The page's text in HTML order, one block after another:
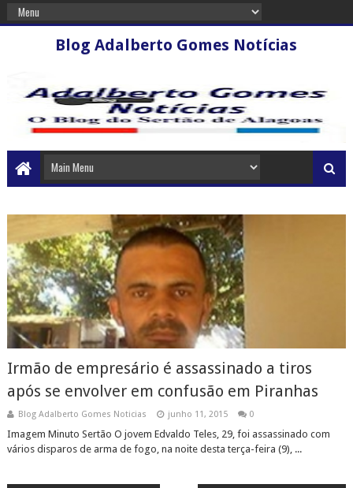
Blog Adalberto Gomes Notícias
Irmão de empresário é assassinado a tiros
após se envolver em confusão em Piranhas
Blog Adalberto Gomes Noticias junho 11, 2015 0
Imagem Minuto Sertão O jovem Edvaldo Teles, 29, foi assassinado com
vários disparos de arma de fogo, na noite desta terça-feira (9), ...